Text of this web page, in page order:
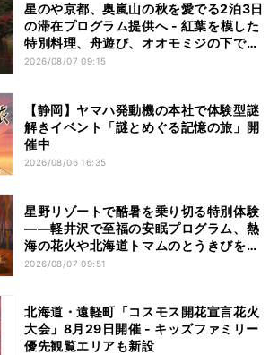
星のや京都、奥嵐山の秋を愛でる2泊3日
の滞在プログラム提供へ - 紅葉を模した
特別料理、舟遊び、オオモミジの下でお
こなう深呼吸など
2026/08/07 09:15
【静岡】ヤマハ発動機の本社で体験型謎
解きイベント「謎とめぐる記憶の旅」開
催中
2026/08/06 16:35
星野リゾートで酷暑を乗り切る特別体験
——軽井沢で至福の安眠プログラム、熱
海の花火や北海道トマムのとうきびを主
役にしたアフタヌーンティー
2026/08/07 09:51
北海道・遠軽町「コスモス開花宣言花火
大会」8月29日開催 - キッズファミリー
優先観覧エリアも新設